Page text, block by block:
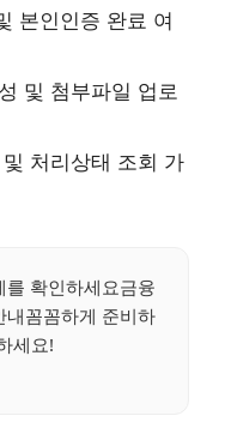
본인인증 완료 여
및 첨부파일 업로
처리상태 조회 가
를 확인하세요금융
내꼼꼼하게 준비하
세요!